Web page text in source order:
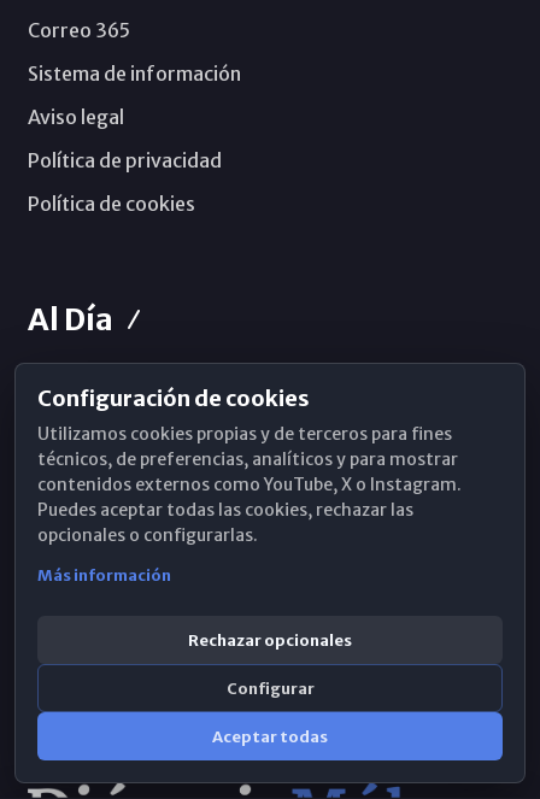
Correo 365
Sistema de información
Aviso legal
Política de privacidad
Política de cookies
Al Día
Horarios de Misa
Hemeroteca
WhatsApp
Configuración de cookies
Utilizamos cookies propias y de terceros para fines
técnicos, de preferencias, analíticos y para mostrar
contenidos externos como YouTube, X o Instagram.
Puedes aceptar todas las cookies, rechazar las
opcionales o configurarlas.
Más información
Rechazar opcionales
Configurar
Aceptar todas